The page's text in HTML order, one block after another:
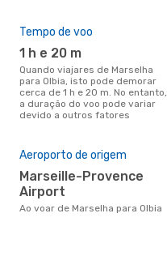
Tempo de voo
1 h e 20 m
Quando viajares de Marselha
para Olbia, isto pode demorar
cerca de 1 h e 20 m. No entanto,
a duração do voo pode variar
devido a outros fatores
Aeroporto de origem
Marseille-Provence
Airport
Ao voar de Marselha para Olbia